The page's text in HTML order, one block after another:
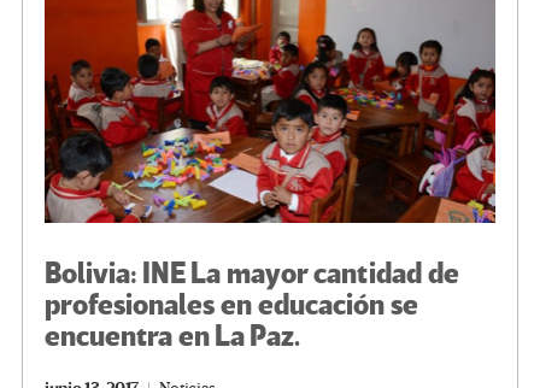
tir
Bolivia: INE La mayor cantidad de
profesionales en educación se
encuentra en La Paz.